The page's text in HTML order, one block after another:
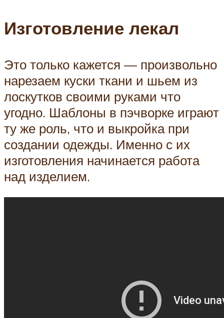
Изготовление лекал
Это только кажется — произвольно
нарезаем куски ткани и шьем из
лоскутков своими руками что
угодно. Шаблоны в пэчворке играют
ту же роль, что и выкройка при
создании одежды. Именно с их
изготовления начинается работа
над изделием.